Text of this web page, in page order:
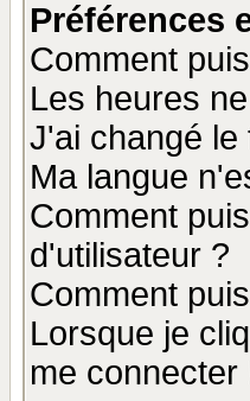
Préférences
Comment
Les heures
J'ai changé
Ma langue
Comment
d'utilisateur ?
Comment
Lorsque je
me connecter